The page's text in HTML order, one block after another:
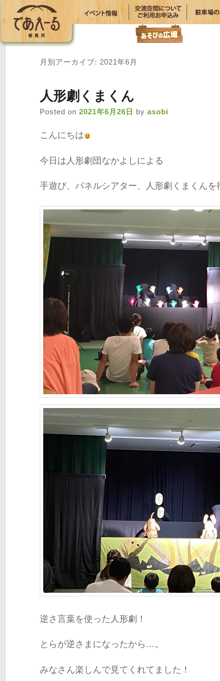
月別アーカイブ: 2021年6月
人形劇くまくん
Posted on 2021年6月26日 by asobi
こんにちは
今日は人形劇団なかよしによる
手遊び、パネルシアター、人形劇くまくんを
逆さ言葉を使った人形劇！
とらが逆さまになったから…。
みなさん楽しんで見てくれてました！